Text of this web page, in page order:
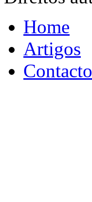
Home
Artigos
Contacto